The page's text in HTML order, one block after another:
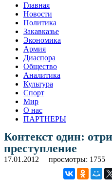
Главная
Новости
Политика
Закавказье
Экономика
Армия
Диаспора
Общество
Аналитика
Культура
Спорт
Мир
О нас
ПАРТНЕРЫ
Контекст один:
преступление
17.01.2012 просмотры: 1755